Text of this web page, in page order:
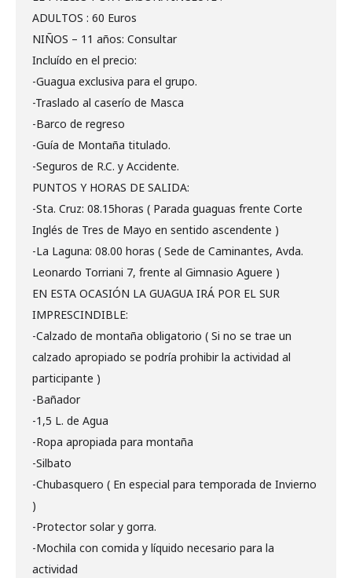
ADULTOS : 60 Euros
NIÑOS – 11 años: Consultar
Incluído en el precio:
-Guagua exclusiva para el grupo.
-Traslado al caserío de Masca
-Barco de regreso
-Guía de Montaña titulado.
-Seguros de R.C. y Accidente.
PUNTOS Y HORAS DE SALIDA:
-Sta. Cruz: 08.15horas ( Parada guaguas frente Corte
Inglés de Tres de Mayo en sentido ascendente )
-La Laguna: 08.00 horas ( Sede de Caminantes, Avda.
Leonardo Torriani 7, frente al Gimnasio Aguere )
EN ESTA OCASIÓN LA GUAGUA IRÁ POR EL SUR
IMPRESCINDIBLE:
-Calzado de montaña obligatorio ( Si no se trae un
calzado apropiado se podría prohibir la actividad al
participante )
-Bañador
-1,5 L. de Agua
-Ropa apropiada para montaña
-Silbato
-Chubasquero ( En especial para temporada de Invierno
)
-Protector solar y gorra.
-Mochila con comida y líquido necesario para la
actividad